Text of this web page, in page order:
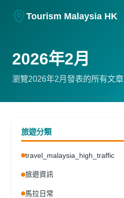
Tourism Malaysia HK
2026年2月
瀏覽2026年2月發表的所有文章
旅遊分類
travel_malaysia_high_traffic
旅遊資訊
馬拉日常